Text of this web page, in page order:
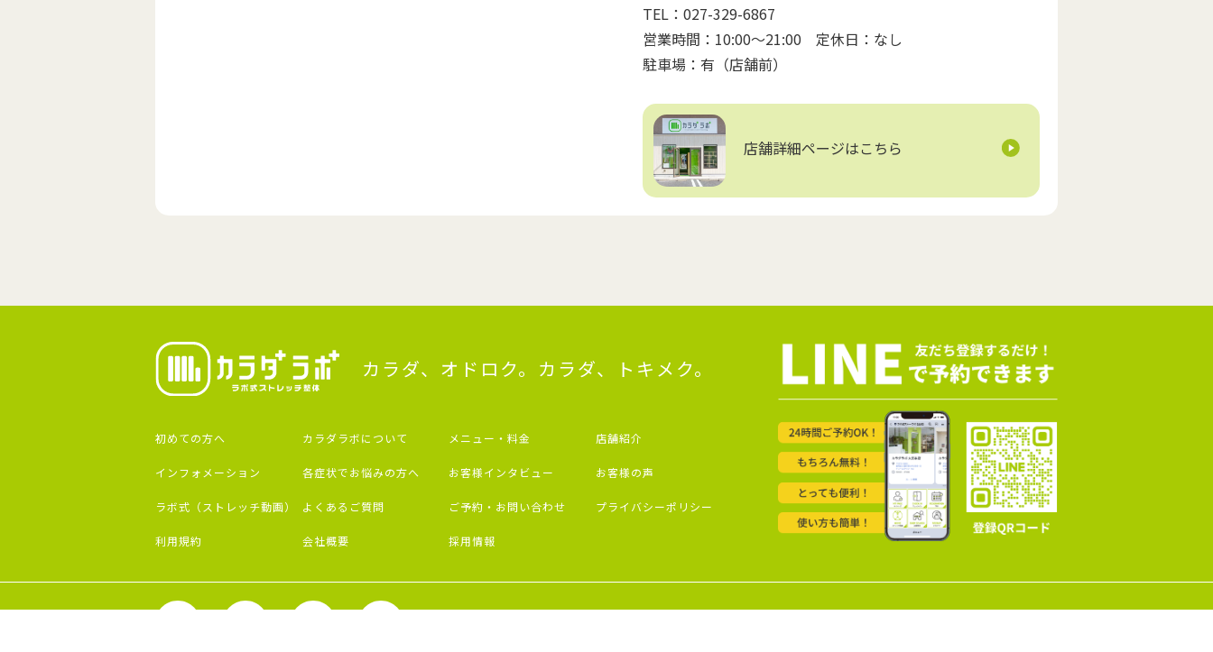
TEL：027-329-6867
営業時間：10:00～21:00 定休日：なし
駐車場：有（店舗前）
店舗詳細ページはこちら
カラダ、オドロク。カラダ、トキメク。
初めての方へ カラダラボについて メニュー・料金 店舗紹介
インフォメーション 各症状でお悩みの方へ お客様インタビュー お客様の声
ラボ式（ストレッチ動画） よくあるご質問 ご予約・お問い合わせ プライバシーポリシー
利用規約 会社概要 採用情報